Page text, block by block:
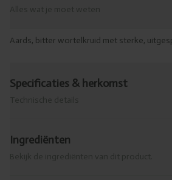
Aards, bitter wortelkruid met sterke,
Specificaties & herkomst
Ingrediënten